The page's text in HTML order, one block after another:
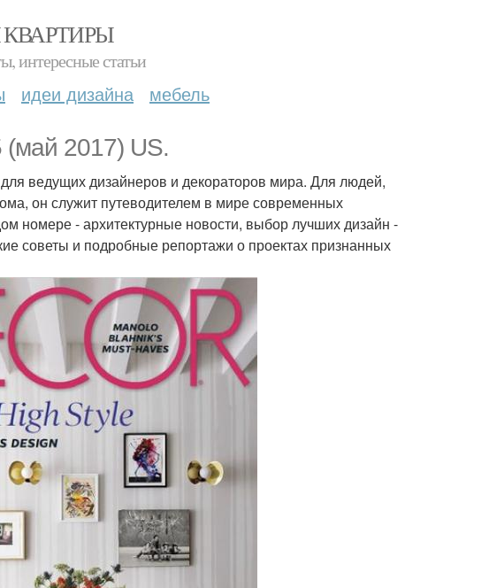
интересные статьи
идеи дизайна мебель
2017) US.
ведущих дизайнеров и декораторов мира. Для людей,
он служит путеводителем в мире современных
номере - архитектурные новости, выбор лучших дизайн -
советы и подробные репортажи о проектах признанных